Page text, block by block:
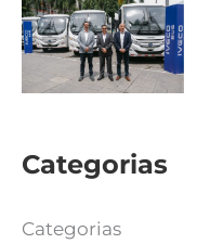
Categorias
Categorias